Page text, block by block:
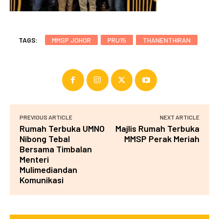
TAGS: MMSP JOHOR PRU15 THANENTHIRAN
PREVIOUS ARTICLE
Rumah Terbuka UMNO
Nibong Tebal
Bersama Timbalan
Menteri
Mulimediandan
Komunikasi
NEXT ARTICLE
Majlis Rumah Terbuka
MMSP Perak Meriah